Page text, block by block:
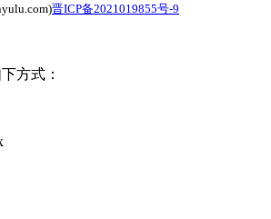
晋ICP备2021019855号-9
方式：